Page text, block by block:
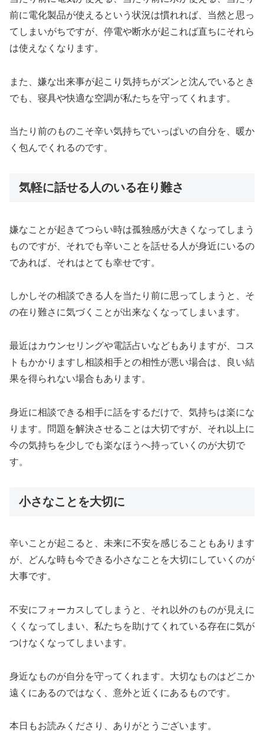
前に電化製品が使えるという状況は慣れれば、当然と思っ
てしまいがちですが、停電や断水が起これば直ちにそれら
は使えなくなります。
また、嫌な出来事が起こり気持ちがズンと沈んでいるとき
でも、寝具や快適な空調が私たちを守ってくれます。
当たり前のものこそ辛い気持ちでいっぱいの自分を、暖か
く包んでくれるのです。
気軽に話せる人のいる在り難さ
嫌なことが起きてつらい時は孤独感が大きくなってしまう
ものですが、それでも辛いことを話せる人が身近にいるの
であれば、それはとても幸せです。
しかしその相談できる人を当たり前に思ってしまうと、そ
の在り難さに気づくことが出来なくなってしまいます。
最近はカウンセリングや電話占いなどもありますが、コス
トもかかりますし相談相手との相性が悪い場合は、良い結
果を得られない場合もあります。
身近に相談できる相手に話をするだけで、気持ちは楽にな
ります。問題を解決させることは大切ですが、それ以上に
今の気持ちを少しでも楽なほうへ持っていくのが大切で
す。
小さなことを大切に
辛いことが起こると、未来に不安を感じることもあります
が、どんな時も今できる小さなことを大切にしていくのが
大事です。
不安にフォーカスしてしまうと、それ以外のものが見えに
くくなってしまい、私たちを助けてくれている存在に気が
つけなくなってしまいます。
身近なものが自分を守ってくれます。大切なものはどこか
遠くにあるのではなく、意外と近くにあるものです。
本日もお読みくださり、ありがとうございます。